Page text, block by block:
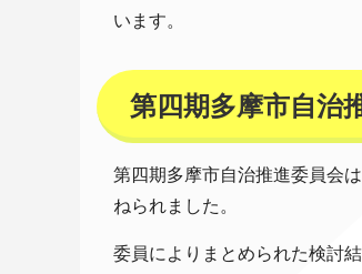
います。
第四期多摩市自治
第四期多摩市自治推進委員会
ねられました。
委員によりまとめられた検討